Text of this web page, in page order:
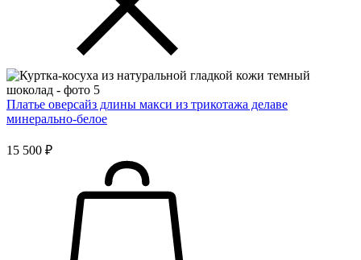
Платье оверсайз длины макси из трикотажа делаве
минерально-белое
15 500 ₽